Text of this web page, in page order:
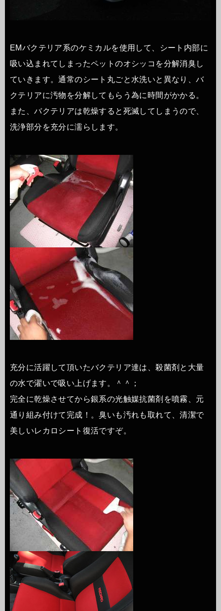
EMバクテリア系のケミカルを使用して、シート内部に
吸い込まれてしまったペットのオシッコを分解消臭し
ていきます。通常のシート丸ごと水洗いと異なり、バ
クテリアに汚物を分解してもらう為に時間がかかる。
また、バクテリアは乾燥すると死滅してしまうので、
洗浄部分を充分に濡らします。
充分に活躍して頂いたバクテリア達は、殺菌剤と大量
の水で濯いで吸い上げます。＾＾；
完全に乾燥させてから銀系の光触媒抗菌剤を噴霧、元
通り組み付けて完成！。臭いも汚れも取れて、清潔で
美しいレカロシート復活ですぞ。